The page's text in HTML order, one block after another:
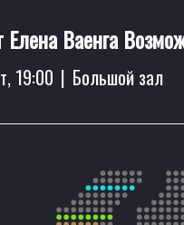
Ваенга
19:00 | Большой зал